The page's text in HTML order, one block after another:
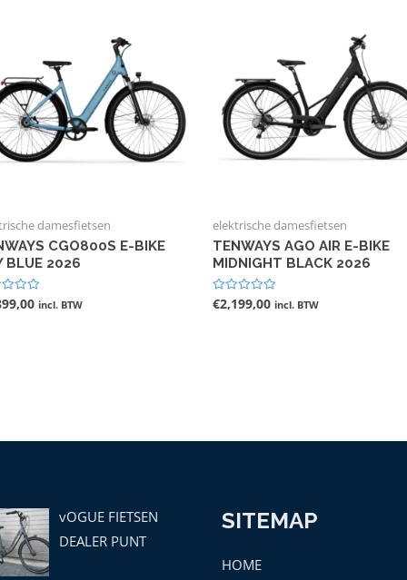
damesfietsen
CGO800S E-BIKE
BLUE 2026
incl. BTW
elektrische damesfietsen
TENWAYS AGO AIR E-BIKE
MIDNIGHT BLACK 2026
Gewaardeerd
0
€2,199,00 incl. BTW
vOGUE FIETSEN
DEALER PUNT
SITEMAP
HOME